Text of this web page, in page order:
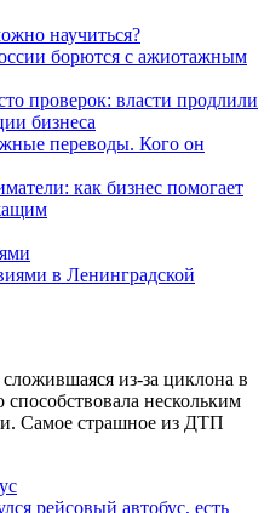
научиться?
борются с ажиотажным
проверок: власти продлили
бизнеса
переводы. Кого он
как бизнес помогает
в Ленинградской
из-за циклона в
нескольким
Самое страшное из ДТП
рейсовый автобус, есть